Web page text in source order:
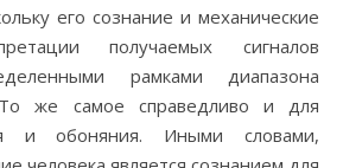
его сознание и механические
получаемых сигналов
рамками диапазона
же самое справедливо и для
и обоняния. Иными словами,